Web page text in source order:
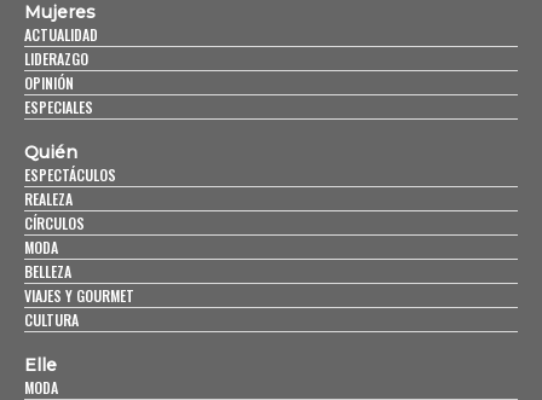
Mujeres
ACTUALIDAD
LIDERAZGO
OPINIÓN
ESPECIALES
Quién
ESPECTÁCULOS
REALEZA
CÍRCULOS
MODA
BELLEZA
VIAJES Y GOURMET
CULTURA
Elle
MODA